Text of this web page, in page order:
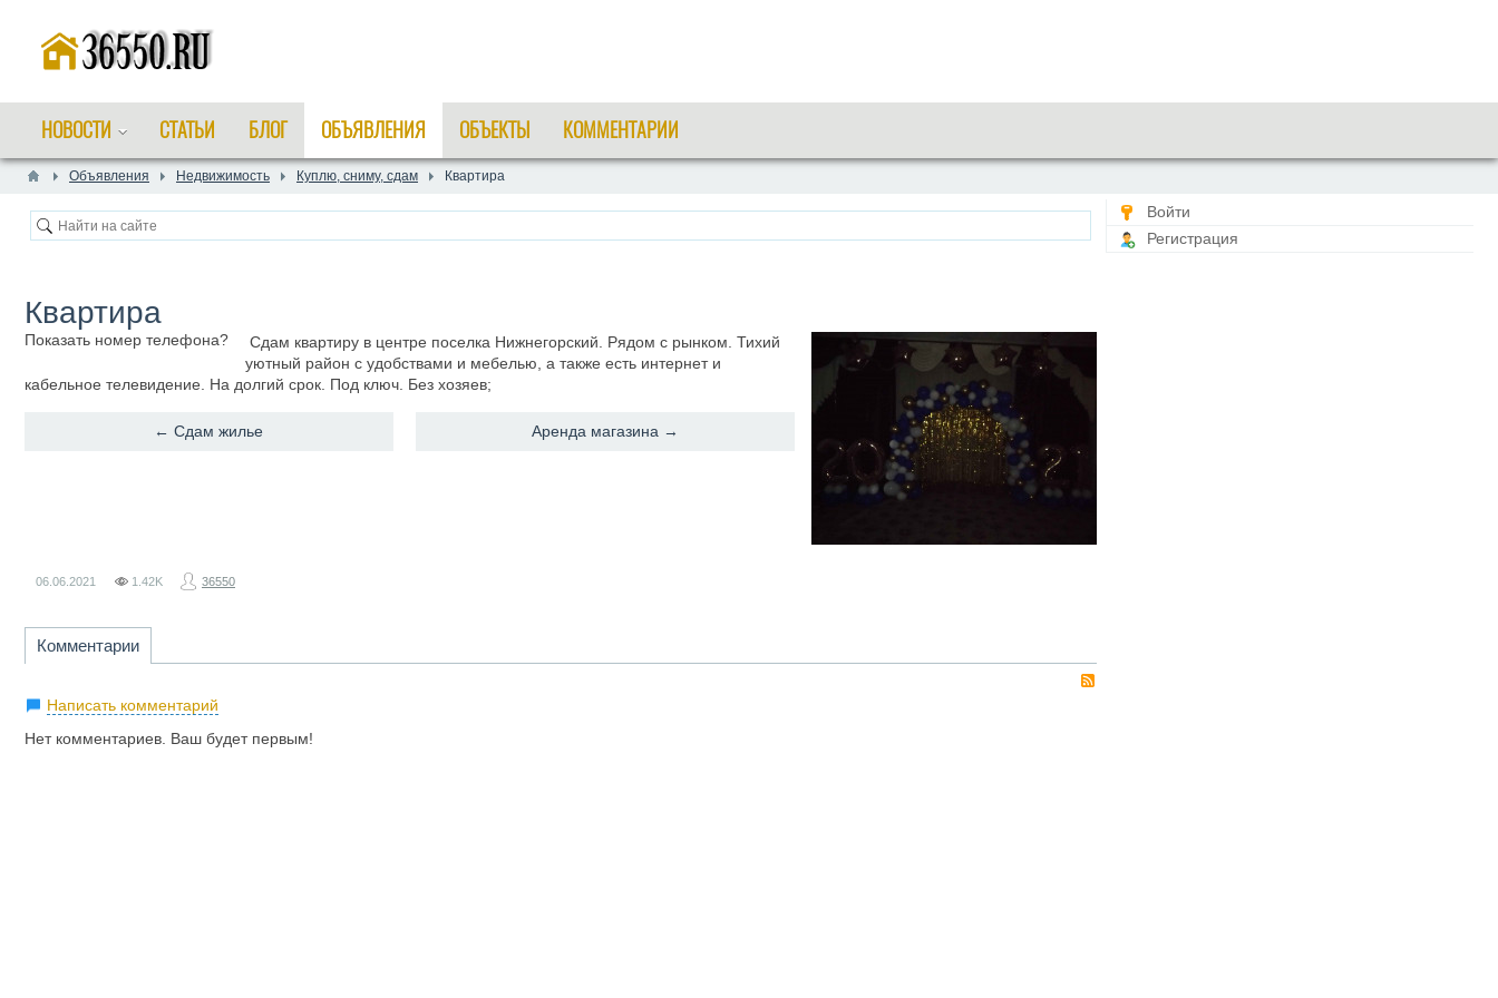
НОВОСТИ СТАТЬИ БЛОГ ОБЪЯВЛЕНИЯ ОБЪЕКТЫ КОММЕНТАРИИ
Объявления Недвижимость Куплю, сниму, сдам ​Квартира
​Квартира
Показать номер телефона?
Сдам квартиру в центре поселка Нижнегорский. Рядом с рынком. Тихий
уютный район с удобствами и мебелью, а также есть интернет и
кабельное телевидение. На долгий срок. Под ключ. Без хозяев;
← ​Сдам жилье Аренда магазина →
06.06.2021 1.42K 36550
Комментарии
Написать комментарий
Нет комментариев. Ваш будет первым!
Войти
Регистрация